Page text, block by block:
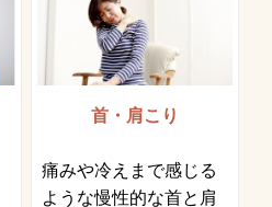
首・肩こり
痛みや冷えまで感じる
ような慢性的な首と肩